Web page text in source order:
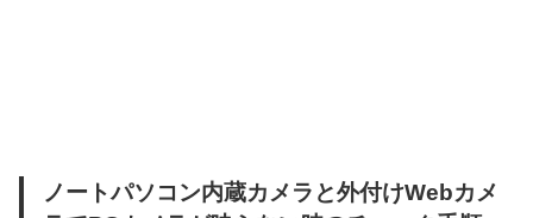
ノートパソコン内蔵カメラと外付けWebカメ